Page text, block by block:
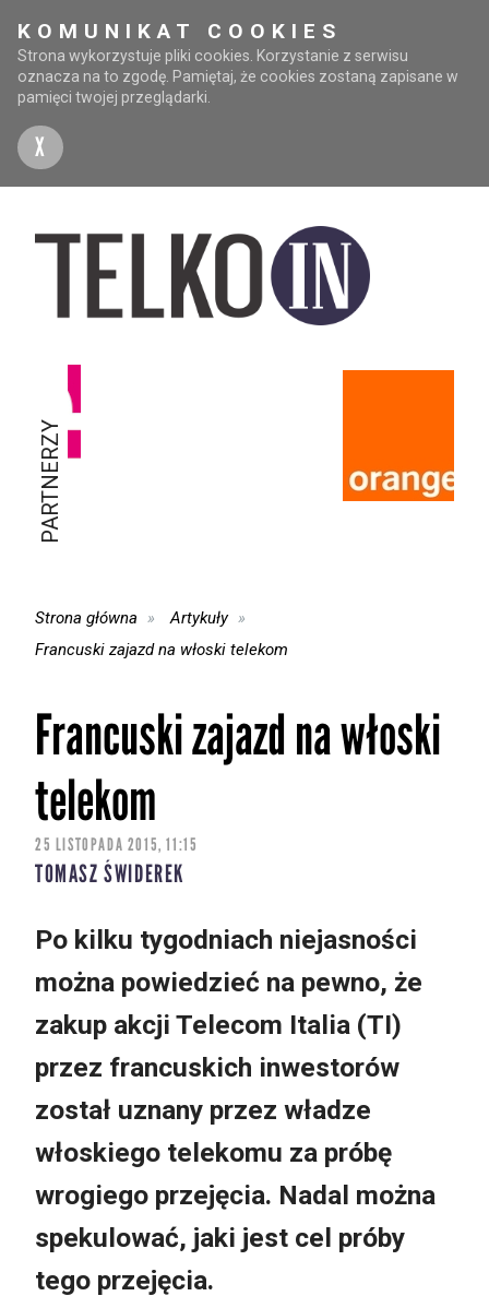
KOMUNIKAT COOKIES
Strona wykorzystuje pliki cookies. Korzystanie z serwisu
oznacza na to zgodę. Pamiętaj, że cookies zostaną zapisane w
pamięci twojej przeglądarki.
X
PARTNERZY
Strona główna
Artykuły
Francuski zajazd na włoski telekom
Francuski zajazd na włoski
telekom
25 LISTOPADA 2015, 11:15
TOMASZ ŚWIDEREK
Po kilku tygodniach niejasności
można powiedzieć na pewno, że
zakup akcji Telecom Italia (TI)
przez francuskich inwestorów
został uznany przez władze
włoskiego telekomu za próbę
wrogiego przejęcia. Nadal można
spekulować, jaki jest cel próby
tego przejęcia.